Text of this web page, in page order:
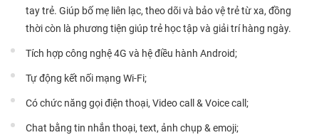
tay trẻ. Giúp bố mẹ liên lạc, theo dõi và bảo vệ trẻ từ xa, đồng
thời còn là phương tiện giúp trẻ học tập và giải trí hàng ngày.
Tích hợp công nghệ 4G và hệ điều hành Android;
Tự động kết nối mạng Wi-Fi;
Có chức năng gọi điện thoại, Video call & Voice call;
Chat bằng tin nhắn thoại, text, ảnh chụp & emoji;